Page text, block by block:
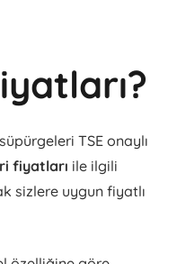
TSE onaylı
fiyatları ile ilgili
sizlere uygun fiyatlı